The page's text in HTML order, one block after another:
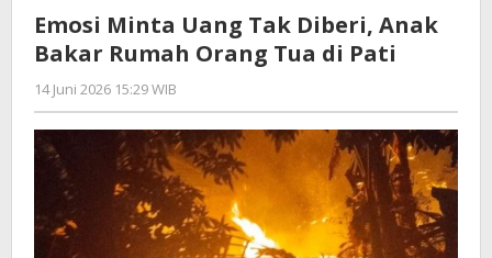
Tak
Diberi,
Rumah
Orang
Tua
di
Pati
Emosi Minta Uang Tak Diberi, Anak
Bakar Rumah Orang Tua di Pati
14 Juni 2026 15:29 WIB
Imam
WD